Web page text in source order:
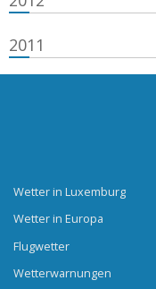
2011
Wetter in Luxemburg
Wetter in Europa
Flugwetter
Wetterwarnungen